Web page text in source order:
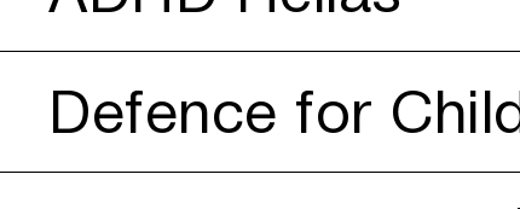
Defence for